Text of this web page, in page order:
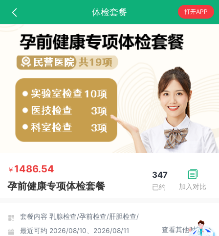
体检套餐 打开APP
加入对比
347
已约
￥ 1486.54
孕前健康专项体检套餐
套餐内容 乳腺检查/孕前检查/肝胆检查/
最近可约 2026/08/10、2026/08/11 查看其他时间